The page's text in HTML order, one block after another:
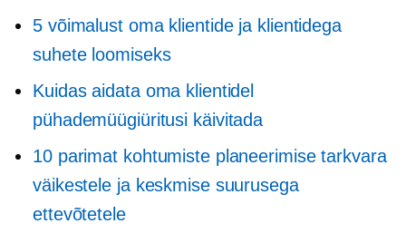
5 võimalust oma klientide ja klientidega
suhete loomiseks
Kuidas aidata oma klientidel
pühademüügiüritusi käivitada
10 parimat kohtumiste planeerimise tarkvara
väikestele ja keskmise suurusega
ettevõtetele